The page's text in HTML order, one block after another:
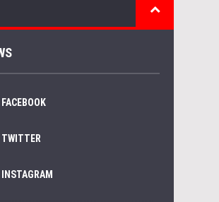
FACEBOOK
TWITTER
INSTAGRAM